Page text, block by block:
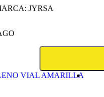
JYRSA
VIAL AMARILLA